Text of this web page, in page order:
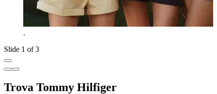
.
Slide 1 of 3
Trova Tommy Hilfiger